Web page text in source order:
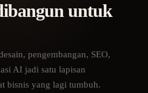
untuk
pengembangan, SEO,
AI jadi satu lapisan
bisnis yang lagi tumbuh.